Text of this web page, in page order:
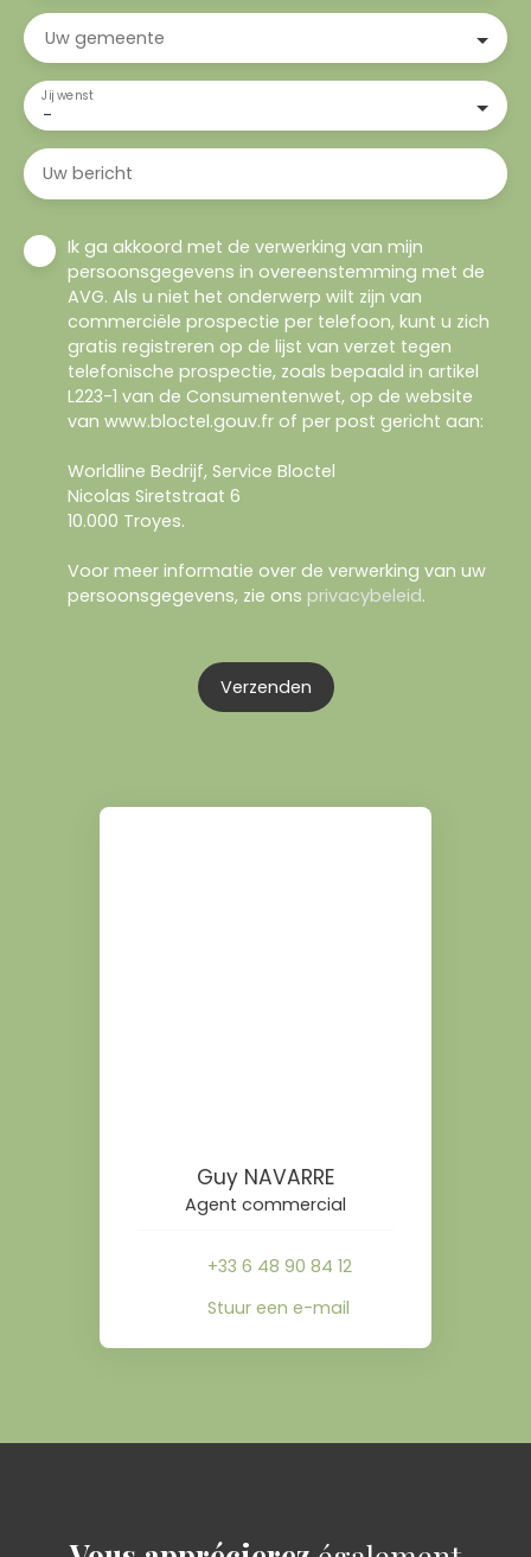
Uw gemeente
-
Jij wenst
Uw bericht
Ik ga akkoord met de verwerking van mijn
persoonsgegevens in overeenstemming met de
AVG. Als u niet het onderwerp wilt zijn van
commerciële prospectie per telefoon, kunt u zich
gratis registreren op de lijst van verzet tegen
telefonische prospectie, zoals bepaald in artikel
L223-1 van de Consumentenwet, op de website
van www.bloctel.gouv.fr of per post gericht aan:
Worldline Bedrijf, Service Bloctel
Nicolas Siretstraat 6
10.000 Troyes.
Voor meer informatie over de verwerking van uw
persoonsgegevens, zie ons privacybeleid.
Verzenden
Guy NAVARRE
Agent commercial
+33 6 48 90 84 12
Stuur een e-mail